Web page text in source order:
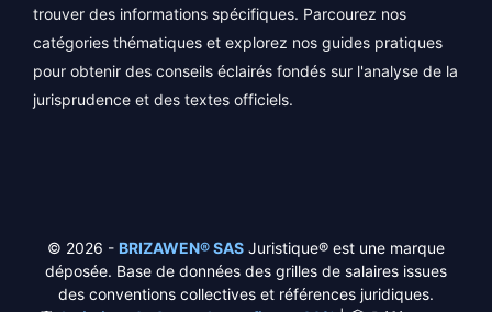
trouver des informations spécifiques. Parcourez nos
catégories thématiques et explorez nos guides pratiques
pour obtenir des conseils éclairés fondés sur l'analyse de la
jurisprudence et des textes officiels.
© 2026 - BRIZAWEN® SAS Juristique® est une marque
déposée. Base de données des grilles de salaires issues
des conventions collectives et références juridiques.